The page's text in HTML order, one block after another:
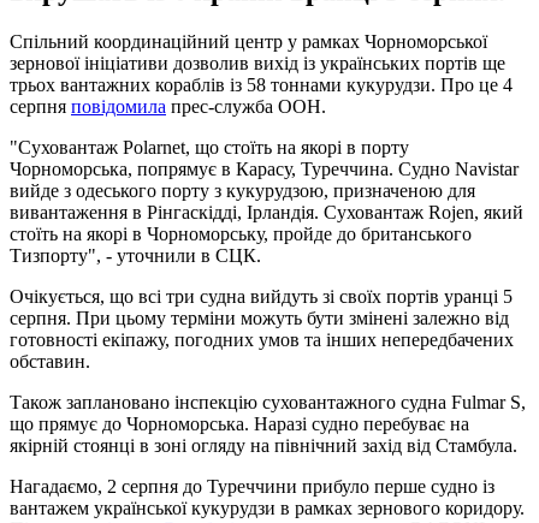
Спільний координаційний центр у рамках Чорноморської
зернової ініціативи дозволив вихід із українських портів ще
трьох вантажних кораблів із 58 тоннами кукурудзи. Про це 4
серпня повідомила прес-служба ООН.
"Суховантаж Polarnet, що стоїть на якорі в порту
Чорноморська, попрямує в Карасу, Туреччина. Судно Navistar
вийде з одеського порту з кукурудзою, призначеною для
вивантаження в Рінгаскідді, Ірландія. Суховантаж Rojen, який
стоїть на якорі в Чорноморську, пройде до британського
Тизпорту", - уточнили в СЦК.
Очікується, що всі три судна вийдуть зі своїх портів уранці 5
серпня. При цьому терміни можуть бути змінені залежно від
готовності екіпажу, погодних умов та інших непередбачених
обставин.
Також заплановано інспекцію суховантажного судна Fulmar S,
що прямує до Чорноморська. Наразі судно перебуває на
якірній стоянці в зоні огляду на північний захід від Стамбула.
Нагадаємо, 2 серпня до Туреччини прибуло перше судно із
вантажем української кукурудзи в рамках зернового коридору.